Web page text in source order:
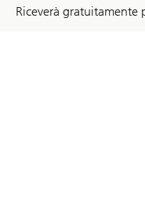
Riceverà gratuitamente